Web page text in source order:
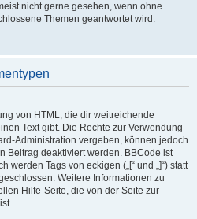
nicht gerne gesehen, wenn ohne
Themen geantwortet wird.
von HTML, die dir weitreichende
Text gibt. Die Rechte zur Verwendung
Administration vergeben, können jedoch
Beitrag deaktiviert werden. BBCode ist
werden Tags von eckigen („[“ und „]“) statt
Weitere Informationen zu
Hilfe-Seite, die von der Seite zur